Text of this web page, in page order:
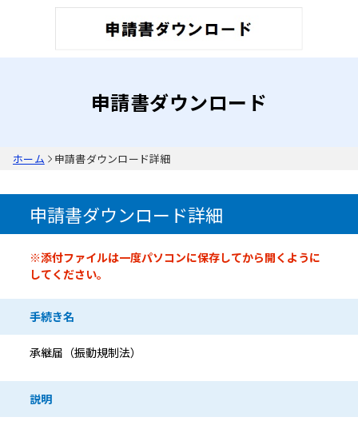
申請書ダウンロード
ホーム 申請書ダウンロード詳細
申請書ダウンロード詳細
申請書情報※添付ファイルは一度パソコンに保存してから開くように
してください。
手続き名
承継届（振動規制法）
説明